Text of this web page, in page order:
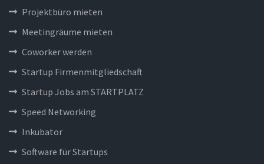
Projektbüro mieten
Meetingräume mieten
Coworker werden
Startup Firmenmitgliedschaft
Startup Jobs am STARTPLATZ
Speed Networking
Inkubator
Software für Startups